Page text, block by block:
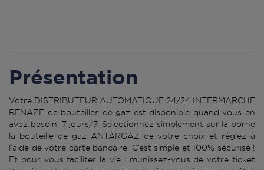
Présentation
Votre DISTRIBUTEUR AUTOMATIQUE 24/24 INTERMARCHE
RENAZE de bouteilles de gaz est disponible quand vous en
avez besoin, 7 jours/7. Sélectionnez simplement sur la borne
la bouteille de gaz ANTARGAZ de votre choix et réglez à
l’aide de votre carte bancaire. C’est simple et 100% sécurisé !
Et pour vous faciliter la vie : munissez-vous de votre ticket